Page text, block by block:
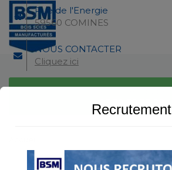
Rue de l'Energie
59560 COMINES
NOUS CONTACTER
Cliquez ici
NOUS APPELER
03 20 39 28 28
DAV
Recrutement